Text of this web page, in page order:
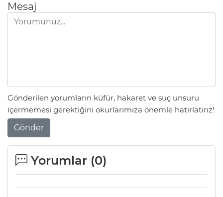
Mesaj
Gönderilen yorumların küfür, hakaret ve suç unsuru
içermemesi gerektiğini okurlarımıza önemle hatırlatırız!
Gönder
Yorumlar (0)